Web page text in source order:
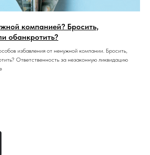
компанией? Бросить,
обанкротить?
избавления от ненужной компании. Бросить,
Ответственность за незаконную ликвидацию